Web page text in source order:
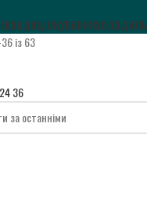
КОНДИЦІОНУВАННЯ
із 63
2436